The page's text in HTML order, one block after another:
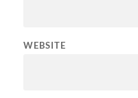
WEBSITE